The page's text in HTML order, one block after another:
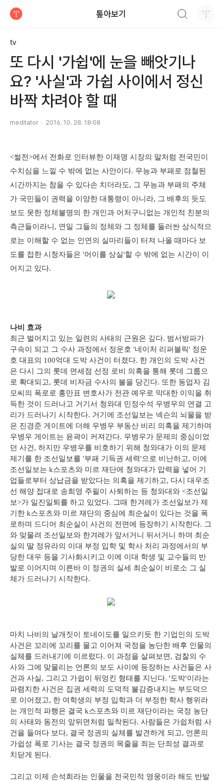
톺아보기
tv
또 다시 '가쉽'에 눈을 빼앗기나
요? '사실'과 가쉽 사이에서 정신
바짝 차려야 할 때
meditator 2016. 10. 28. 18:08
<썰전>에서 전화로 인터뷰한 이재명 시장의 말처럼 전국민이
수치심을 느낄 수 밖에 없는 사안이다. 무능과 부패로 점철된
시간까지는 참을 수 있다손 치더라도, 그 무능과 부패의 주체
가 국민들이 권력을 이양한 대통령이 아니라, 그 배후의 듯도
보도 못한 정체불명의 한 개인과 어처구니없는 개인적 친분의
측근들이라니, 연일 그들의 정체와 그 정체를 둘러싼 상식적으
로는 이해할 수 없는 인연의 실마리들이 터져 나올 때마다 보
도를 접한 시청자들은 '어이를 상실'할 수 밖에 없는 시간이 이
어지고 있다.
나비 효과
최근 벌어지고 있는 일련의 사태의 근원은 깊다. 범서방파가
구속이 되고 그 수사 과정에서 정운호 '네이처 리퍼블릭' 정운
호 대표의 100억대 도박 사건이 터졌다. 한 개인의 도박 사건
은 다시 그의 롯데 면세점 선정 로비 의혹을 통해 롯데 그룹으
로 확대되고, 롯데 비자금 수사의 불을 당긴다. 또한 동업자 김
모씨의 폭로로 홍만표 변호사가 전관 예우로 막대한 이익을 취
득한 것이 드러나고 거기서 청와대 민정수석 우병우의 연결 고
리가 드러나기 시작한다. 거기에 조선일보는 넥슨의 뇌물을 받
은 진경준 게이트에 더해 우병우 부동산 비리 의혹을 제기하며
우병우 게이트는 윤곽이 커져간다. 우병우가 문제의 중심이었
던 사건, 하지만 우병우를 비호하기 위해 청와대가 이의 문제
제기를 한 조선일보를 '부패 기득권 세력'으로 비난하고, 이에
조선일보는 k스포츠와 미르 재단에 청와대가 압력을 넣어 기
업들로부터 상납금을 받았다는 의혹을 제기하고, 다시 대우조
선 해양 접대로 송희영 주필이 사퇴하는 등 청와대와 <조선일
보>가 일진일퇴를 하고 있었다. 그때 한겨레가 조선일보가 제
기한 k스포츠와 미르 재단의 중심에 최순실이 있다는 것을 폭
로하며 드디어 최순실이 사건의 전면에 등장하기 시작한다. 그
와 맞물려 조선일보와 한겨레가 앞서거니 뒤서거니 하며 최순
실의 딸 정유라의 이대 부정 입학 및 학사 처리 과정에서의 부
당한 대우 등을 기사화시키고 이에 이대 학생 및 교수들의 반
발로 이어지며 이른바 이 정권의 실세 최순실이 비로소 그 실
체가 드러나기 시작한다.
마치 나비의 날개짓이 토네이도를 일으키듯 한 기업인의 도박
사건은 꼬리에 꼬리를 물고 이어져 국정을 농단한 배후 인물의
실체를 드러내기에 이르렀다. 이 과정을 살펴보면, 검찰의 수
사와 그에 맞물리는 언론의 보도 사이에 등장하는 사건들은 사
건과 사실, 그리고 가쉽이 뒤엉킨 형태를 지닌다. '도박'이라는
파렴치한 사건은 집권 세력의 도덕적 불감증내지는 부도덕으
로 이어졌고, 한 여학생의 부정 입학과 더 부정한 학사 행위라
는 개인적 파행은 결국 k스포츠와 미르 재단이라는 국정 농단
의 사태와 동전의 앞뒤면처럼 밀착된다. 사람들은 가쉽처럼 사
건을 들여다 보다, 결국 정권의 실체를 발견하게 되고, 언론의
가쉽성 폭로 기사는 결국 정권의 목줄을 죄는 단죄성 결과로
치닫게 된다.
그리고 이제 손석희라는 인물을 전국민적 영웅이라 해도 반발